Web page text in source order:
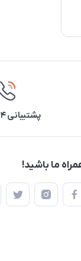
پشتیبانی ۲۴ ساعته
ما باشید!